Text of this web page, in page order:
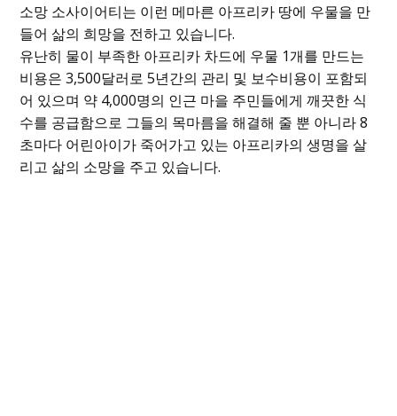
소망 소사이어티는 이런 메마른 아프리카 땅에 우물을 만
들어 삶의 희망을 전하고 있습니다.
유난히 물이 부족한 아프리카 차드에 우물 1개를 만드는
비용은 3,500달러로 5년간의 관리 및 보수비용이 포함되
어 있으며 약 4,000명의 인근 마을 주민들에게 깨끗한 식
수를 공급함으로 그들의 목마름을 해결해 줄 뿐 아니라 8
초마다 어린아이가 죽어가고 있는 아프리카의 생명을 살
리고 삶의 소망을 주고 있습니다.